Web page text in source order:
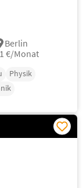
Berlin
€/Monat
Physik